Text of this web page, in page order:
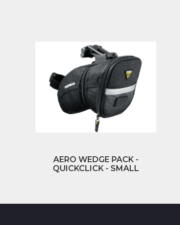
AERO WEDGE PACK -
QUICKCLICK - SMALL